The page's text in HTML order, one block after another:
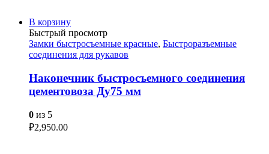
В корзину
Быстрый просмотр
Замки быстросъемные красные, Быстроразъемные
соединения для рукавов
Наконечник быстросъемного соединения
цементовоза Ду75 мм
0 из 5
₽2,950.00